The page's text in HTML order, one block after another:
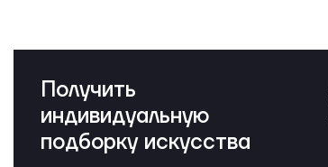
Получить
индивидуальную
подборку искусства